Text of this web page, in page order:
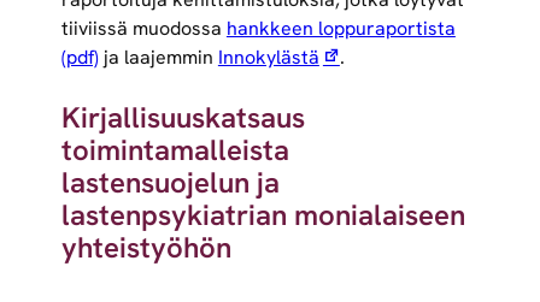
tiiviissä muodossa hankkeen loppuraportista
(pdf)ja laajemmin Innokylästä .
Kirjallisuuskatsaus
toimintamalleista
lastensuojelun ja
lastenpsykiatrian monialaiseen
yhteistyöhön